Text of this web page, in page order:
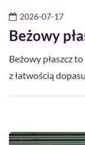
2026-07-17
Beżowy
Beżowy płaszcz
z łatwością